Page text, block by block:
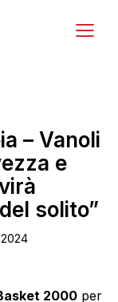
– Vanoli
e
solito”
2000 per